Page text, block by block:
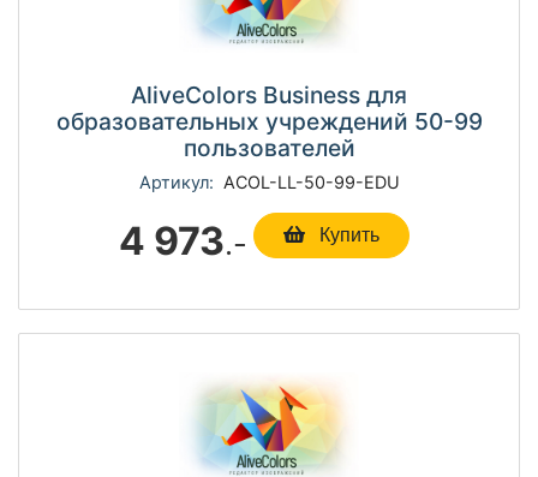
AliveColors Business для
образовательных учреждений 50-99
пользователей
Артикул: ACOL-LL-50-99-EDU
4 973.- Купить